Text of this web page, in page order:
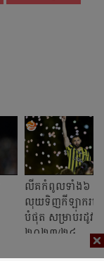
លីគ​កំពូល​ទាំង​៦ ច
លុយ​ទិញ​កីឡាករ​ច្រ
បំផុត​ សម្រាប់​រដូវកា
២០២៣/២៤